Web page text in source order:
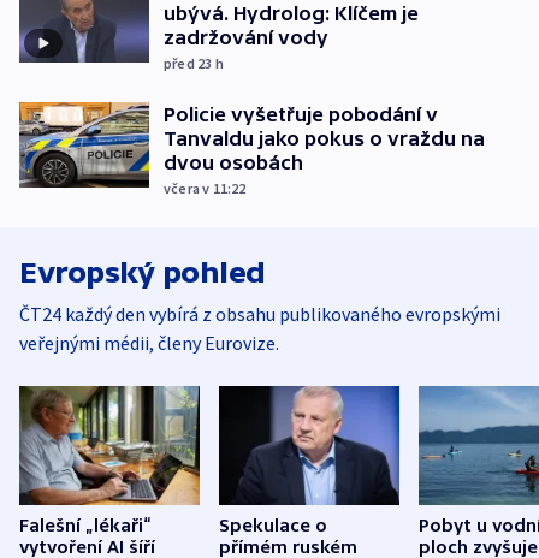
ubývá. Hydrolog: Klíčem je
zadržování vody
před 23 h
Policie vyšetřuje pobodání v
Tanvaldu jako pokus o vraždu na
dvou osobách
včera v 11:22
Evropský pohled
ČT24 každý den vybírá z obsahu publikovaného evropskými
veřejnými médii, členy Eurovize.
Falešní „lékaři“
vytvoření AI šíří
Spekulace o
přímém ruském
Pobyt u
ploch zvyšuje